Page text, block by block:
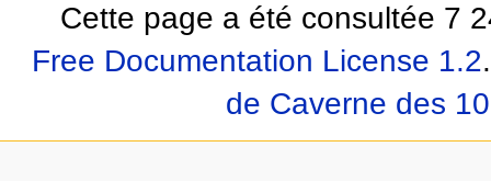
Cette page a été consultée 7
Free Documentation License 1.2.
de Caverne des